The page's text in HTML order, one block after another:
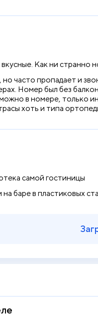
Как ни странно
часто пропадает и
Номер был без
в номере, только
хоть и типа
самой гостиницы
баре в пластиковых